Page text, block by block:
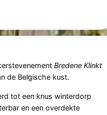
Bredene Klinkt
de Belgische kust.
tot een knus winterdorp
en een overdekte